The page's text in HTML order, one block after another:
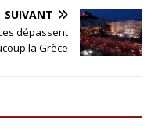
SUIVANT
dépassent
la Grèce